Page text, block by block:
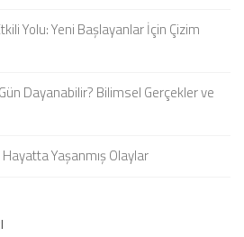
Yolu: Yeni Başlayanlar İçin Çizim
Dayanabilir? Bilimsel Gerçekler ve
Yaşanmış Olaylar